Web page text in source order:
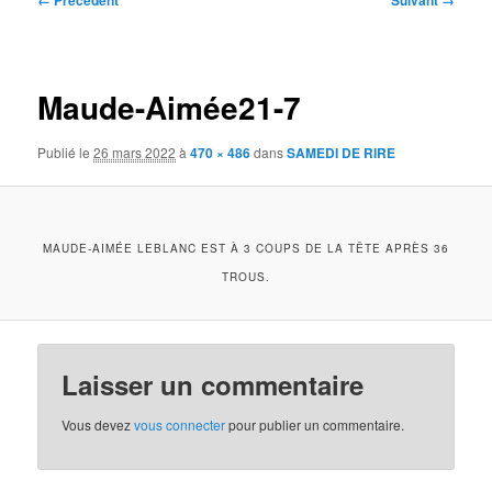
Maude-Aimée21-7
Publié le26 mars 2022 à470 × 486dansSAMEDI DE RIRE
MAUDE-AIMÉE LEBLANC EST À 3 COUPS DE LA TÊTE APRÈS 36
TROUS.
Laisser un commentaire
Vous devezvous connecterpour publier un commentaire.